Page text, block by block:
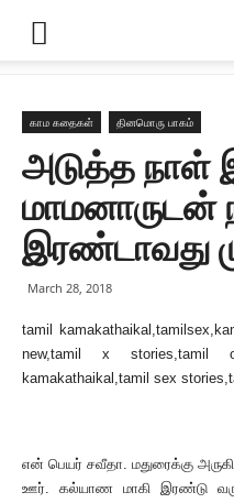
காம கதைகள் தினமொரு பாகம்
அடுத்த நாள்
மாமனாருடன்
இரண்டாவது
March 28, 2018
tamil
new,tamil x stories,tamil
kamakathaikal,tamil sex
என் பெயர் சவீதா. மதுரைக்கு
ஊர். கல்யாண மாகி இரண்டு